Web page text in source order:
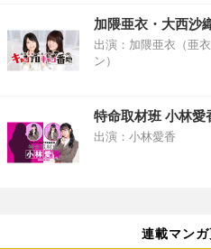
加隈亜衣・大西沙
出演：加隈亜衣（亜
ン）
特命取材班 小林愛
出演：小林愛香
連載マン